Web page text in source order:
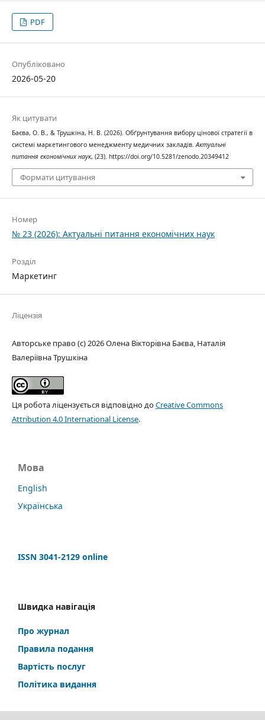
PDF
Опубліковано
2026-05-20
Як цитувати
Баєва, О. В., & Трушкіна, Н. В. (2026). Обґрунтування вибору цінової стратегії в
системі маркетингового менеджменту медичних закладів.Актуальні
питання економічних наук, (23). https://doi.org/10.5281/zenodo.20349412
Формати цитування
Номер
№ 23 (2026): Актуальні питання економічних наук
Розділ
Маркетинг
Ліцензія
Авторське право (c) 2026 Олена Вікторівна Баєва, Наталія
Валеріївна Трушкіна
Ця робота ліцензується відповідно доCreative Commons
Attribution 4.0 International License.
Мова
English
Українська
ISSN 3041-2129 online
Швидка навігація
Про журнал
Правила подання
Вартість послуг
Політика видання